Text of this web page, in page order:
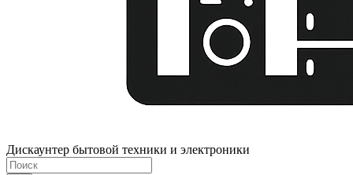
Дискаунтер бытовой техники и электроники